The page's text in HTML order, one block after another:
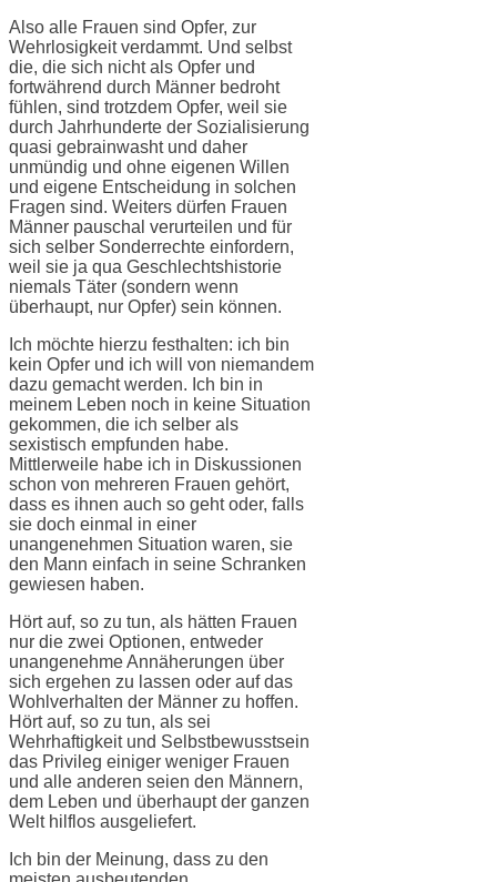
Also alle Frauen sind Opfer, zur
Wehrlosigkeit verdammt. Und selbst
die, die sich nicht als Opfer und
fortwährend durch Männer bedroht
fühlen, sind trotzdem Opfer, weil sie
durch Jahrhunderte der Sozialisierung
quasi gebrainwasht und daher
unmündig und ohne eigenen Willen
und eigene Entscheidung in solchen
Fragen sind. Weiters dürfen Frauen
Männer pauschal verurteilen und für
sich selber Sonderrechte einfordern,
weil sie ja qua Geschlechtshistorie
niemals Täter (sondern wenn
überhaupt, nur Opfer) sein können.
Ich möchte hierzu festhalten: ich bin
kein Opfer und ich will von niemandem
dazu gemacht werden. Ich bin in
meinem Leben noch in keine Situation
gekommen, die ich selber als
sexistisch empfunden habe.
Mittlerweile habe ich in Diskussionen
schon von mehreren Frauen gehört,
dass es ihnen auch so geht oder, falls
sie doch einmal in einer
unangenehmen Situation waren, sie
den Mann einfach in seine Schranken
gewiesen haben.
Hört auf, so zu tun, als hätten Frauen
nur die zwei Optionen, entweder
unangenehme Annäherungen über
sich ergehen zu lassen oder auf das
Wohlverhalten der Männer zu hoffen.
Hört auf, so zu tun, als sei
Wehrhaftigkeit und Selbstbewusstsein
das Privileg einiger weniger Frauen
und alle anderen seien den Männern,
dem Leben und überhaupt der ganzen
Welt hilflos ausgeliefert.
Ich bin der Meinung, dass zu den